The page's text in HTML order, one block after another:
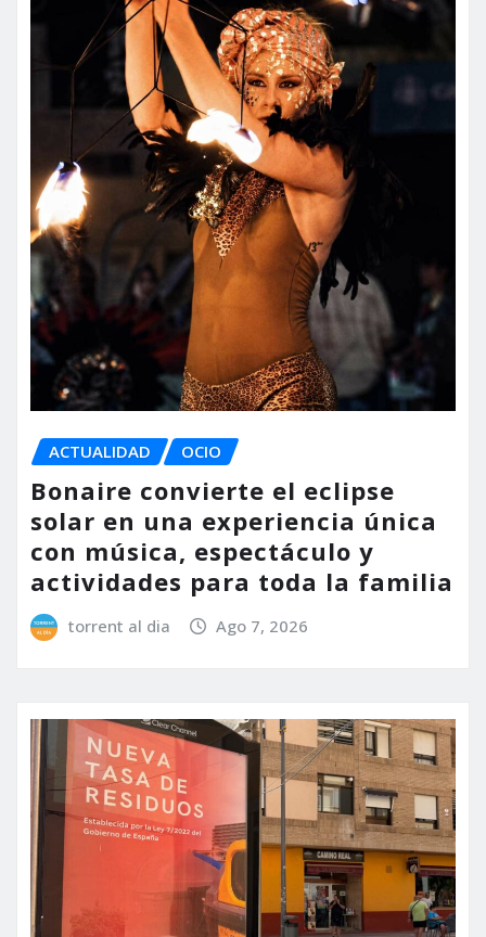
ACTUALIDAD OCIO
Bonaire convierte el eclipse
solar en una experiencia única
con música, espectáculo y
actividades para toda la familia
torrent al dia Ago 7, 2026